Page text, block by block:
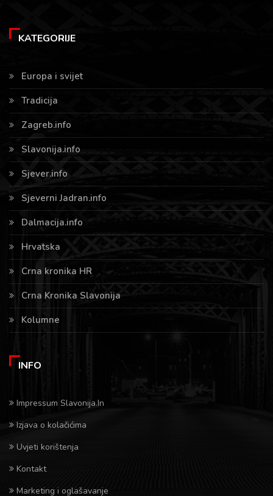
KATEGORIJE
Europa i svijet
Tradicija
Zagreb.info
Slavonija.info
Sjever.info
Sjeverni Jadran.info
Dalmacija.info
Hrvatska
Crna kronika HR
Crna Kronika Slavonija
Kolumne
INFO
Impressum Slavonija.In
Izjava o kolačićima
Uvjeti korištenja
Kontakt
Marketing i oglašavanje